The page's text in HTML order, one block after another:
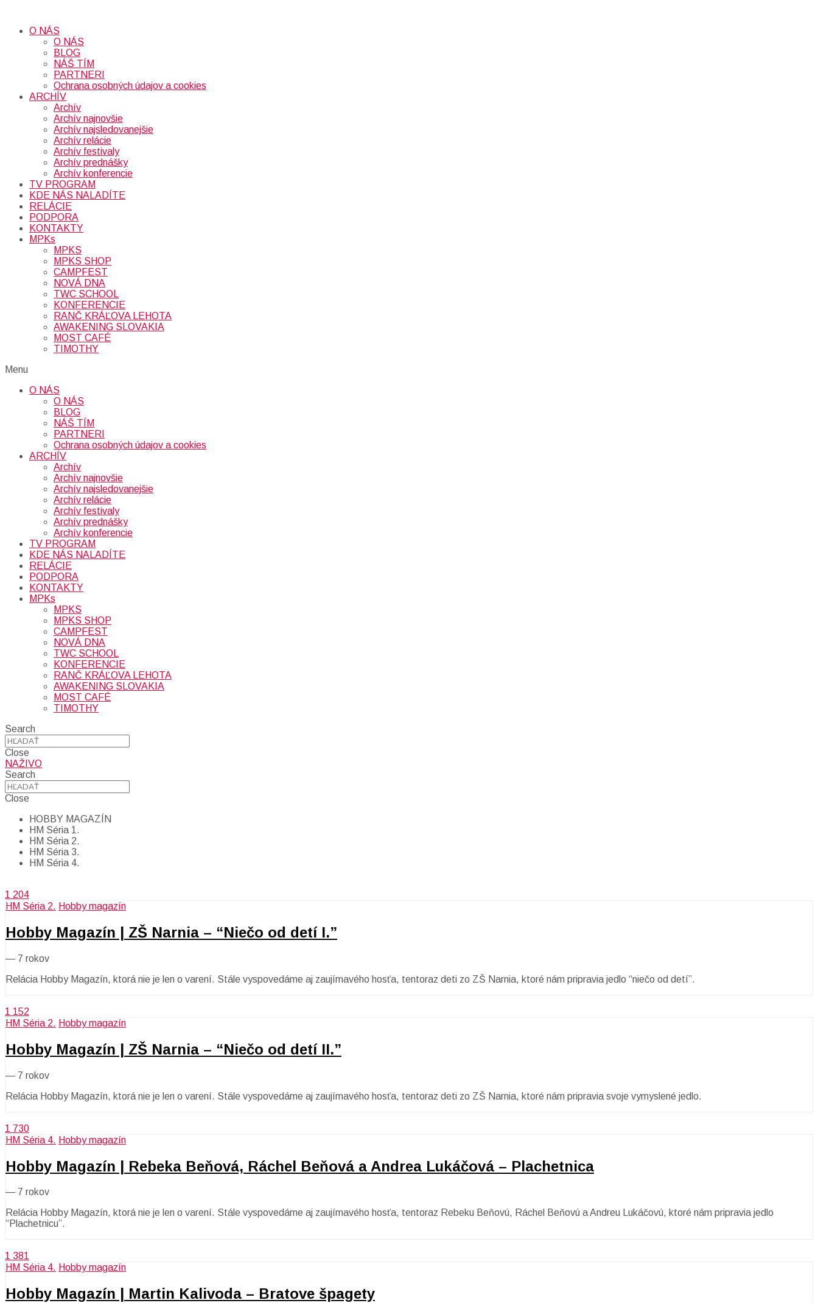
O NÁS
O NÁS
BLOG
NÁŠ TÍM
PARTNERI
Ochrana osobných údajov a cookies
ARCHÍV
Archív
Archív najnovšie
Archív najsledovanejšie
Archív relácie
Archív festivaly
Archív prednášky
Archív konferencie
TV PROGRAM
KDE NÁS NALADÍTE
RELÁCIE
PODPORA
KONTAKTY
MPKs
MPKS
MPKS SHOP
CAMPFEST
NOVÁ DNA
TWC SCHOOL
KONFERENCIE
RANČ KRÁĽOVA LEHOTA
AWAKENING SLOVAKIA
MOST CAFÉ
TIMOTHY
Menu
O NÁS
O NÁS
BLOG
NÁŠ TÍM
PARTNERI
Ochrana osobných údajov a cookies
ARCHÍV
Archív
Archív najnovšie
Archív najsledovanejšie
Archív relácie
Archív festivaly
Archív prednášky
Archív konferencie
TV PROGRAM
KDE NÁS NALADÍTE
RELÁCIE
PODPORA
KONTAKTY
MPKs
MPKS
MPKS SHOP
CAMPFEST
NOVÁ DNA
TWC SCHOOL
KONFERENCIE
RANČ KRÁĽOVA LEHOTA
AWAKENING SLOVAKIA
MOST CAFÉ
TIMOTHY
Search
Close
NAŽIVO
Search
Close
HOBBY MAGAZÍN
HM Séria 1.
HM Séria 2.
HM Séria 3.
HM Séria 4.
1 204
HM Séria 2. Hobby magazín
Hobby Magazín | ZŠ Narnia – “Niečo od detí I.”
— 7 rokov
Relácia Hobby Magazín, ktorá nie je len o varení. Stále vyspovedáme aj zaujímavého hosťa, tentoraz deti zo ZŠ Narnia, ktoré nám pripravia jedlo “niečo od detí”.
1 152
HM Séria 2. Hobby magazín
Hobby Magazín | ZŠ Narnia – “Niečo od detí II.”
— 7 rokov
Relácia Hobby Magazín, ktorá nie je len o varení. Stále vyspovedáme aj zaujímavého hosťa, tentoraz deti zo ZŠ Narnia, ktoré nám pripravia svoje vymyslené jedlo.
1 730
HM Séria 4. Hobby magazín
Hobby Magazín | Rebeka Beňová, Ráchel Beňová a Andrea Lukáčová – Plachetnica
— 7 rokov
Relácia Hobby Magazín, ktorá nie je len o varení. Stále vyspovedáme aj zaujímavého hosťa, tentoraz Rebeku Beňovú, Ráchel Beňovú a Andreu Lukáčovú, ktoré nám pripravia jedlo
“Plachetnicu”.
1 381
HM Séria 4. Hobby magazín
Hobby Magazín | Martin Kalivoda – Bratove špagety